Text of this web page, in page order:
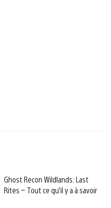
Ghost Recon Wildlands: Last
Rites – Tout ce qu’il y a à savoir